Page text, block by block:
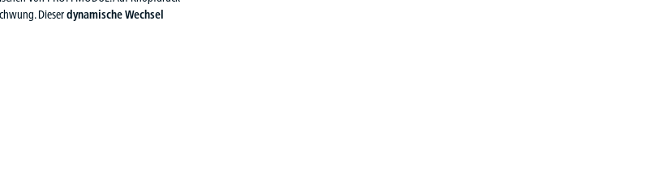
Dieserdynamische Wechsel